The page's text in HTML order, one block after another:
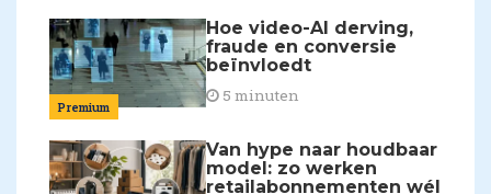
Premium
Hoe video-AI derving,
fraude en conversie
beïnvloedt
5 minuten
Van hype naar houdbaar
model: zo werken
retailabonnementen wél